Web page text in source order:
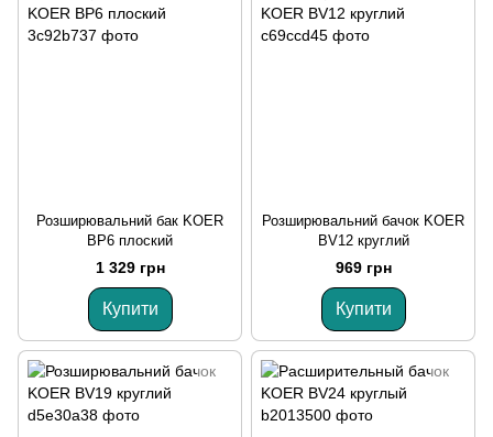
Розширювальний бак KOER
BP6 плоский
1 329 грн
Купити
Розширювальний бачок KOER
BV12 круглий
969 грн
Купити